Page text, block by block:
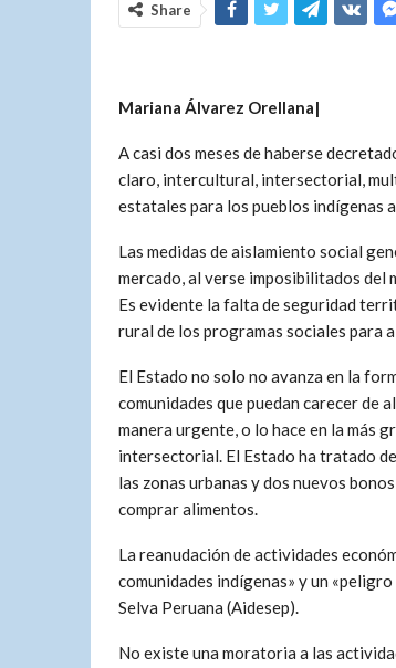
Share
Mariana Álvarez Orellana|
A casi dos meses de haberse
claro, intercultural, intersectorial,
estatales para los pueblos indígenas
Las medidas de aislamiento social
mercado, al verse imposibilitados del
Es evidente la falta de seguridad
rural de los programas sociales para
El Estado no solo no avanza en la
comunidades que puedan carecer de
manera urgente, o lo hace en la más
intersectorial. El Estado ha tratado
las zonas urbanas y dos nuevos
comprar alimentos.
La reanudación de actividades
comunidades indígenas» y un
Selva Peruana (Aidesep).
No existe una moratoria a las